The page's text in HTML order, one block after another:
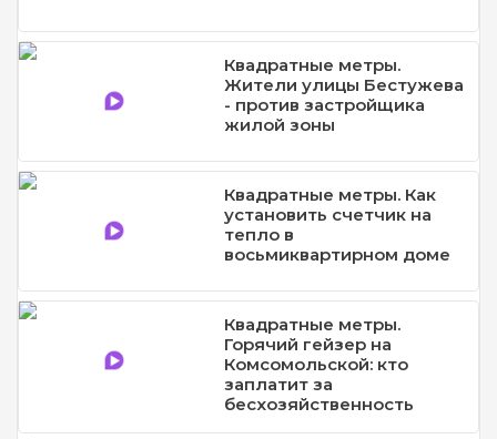
Квадратные метры.
Жители улицы Бестужева
- против застройщика
жилой зоны
Квадратные метры. Как
установить счетчик на
тепло в
восьмиквартирном доме
Квадратные метры.
Горячий гейзер на
Комсомольской: кто
заплатит за
бесхозяйственность